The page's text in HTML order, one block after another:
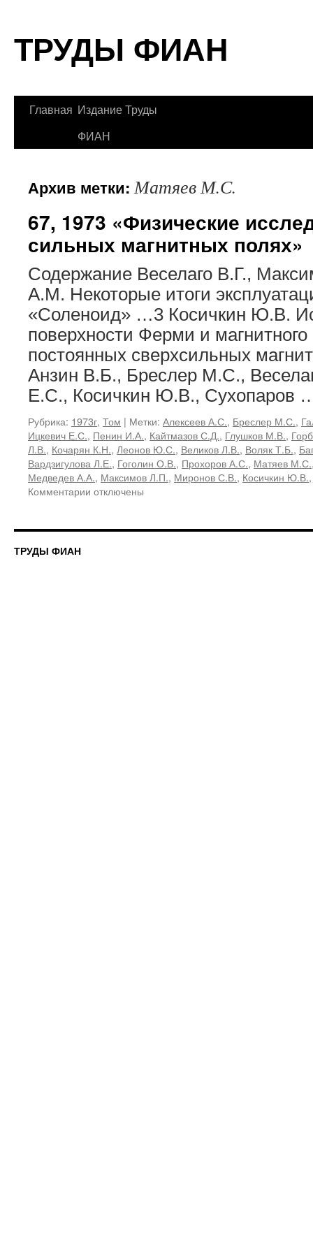
содержимому
ТРУДЫ ФИАН
Главная Издание Труды
ФИАН
Архив метки:Матяев М.С.
67, 1973 «Физические
сильных магнитных полях»
Содержание Веселаго В.Г.,
А.М. Некоторые итоги
«Соленоид» …3 Косичкин Ю.В.
поверхности Ферми и
постоянных сверхсильных
Анзин В.Б., Бреслер М.С.,
Е.С., Косичкин Ю.В., Сухопаров
Рубрика: 1973г, Том | Метки: Алексеев А.С., Бреслер М.С.,
Ицкевич Е.С., Пенин И.А., Кайтмазов С.Д., Глушков М.В.,
Л.В., Кочарян К.Н., Леонов Ю.С., Великов Л.В., Воляк Т.Б.,
Вардзигулова Л.Е., Гоголин О.В., Прохоров А.С., Матяев М.С.
Медведев А.А., Максимов Л.П., Миронов С.В., Косичкин Ю.В.
Комментарии к
1973
отключены
ТРУДЫ ФИАН